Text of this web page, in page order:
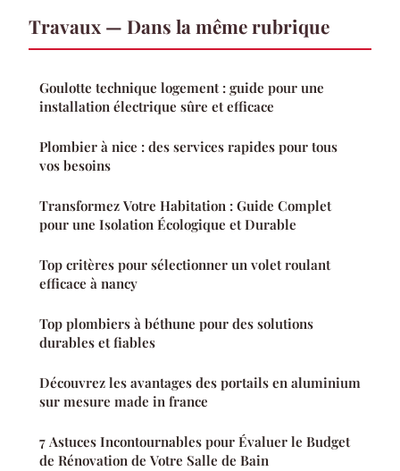
Travaux — Dans la même rubrique
Goulotte technique logement : guide pour une
installation électrique sûre et efficace
Plombier à nice : des services rapides pour tous
vos besoins
Transformez Votre Habitation : Guide Complet
pour une Isolation Écologique et Durable
Top critères pour sélectionner un volet roulant
efficace à nancy
Top plombiers à béthune pour des solutions
durables et fiables
Découvrez les avantages des portails en aluminium
sur mesure made in france
7 Astuces Incontournables pour Évaluer le Budget
de Rénovation de Votre Salle de Bain